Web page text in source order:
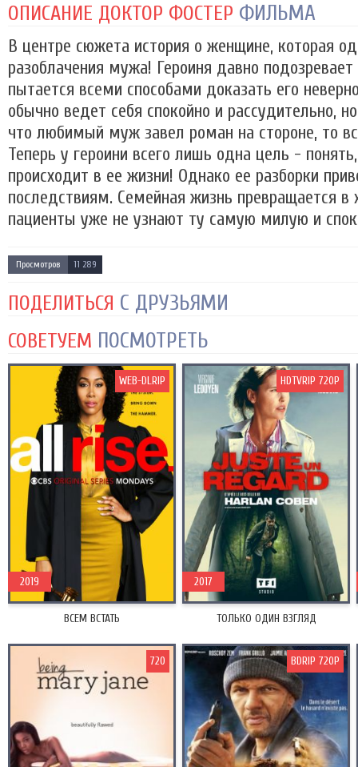
ОПИСАНИЕ ДОКТОР ФОСТЕР ФИЛЬМА
В центре сюжета история о женщине, которая
разоблачения мужа! Героиня давно
пытается всеми способами доказать его
обычно ведет себя спокойно и рассудительно,
что любимый муж завел роман на стороне, то
Теперь у героини всего лишь одна цель -
происходит в ее жизни! Однако ее разборки
последствиям. Семейная жизнь превращается в
пациенты уже не узнают ту самую милую и
Просмотров 11 289
ПОДЕЛИТЬСЯ С ДРУЗЬЯМИ
СОВЕТУЕМ ПОСМОТРЕТЬ
ВСЕМ ВСТАТЬ
2019
WEB-DLRIP
ТОЛЬКО ОДИН ВЗГЛЯД
2017
HDTVRIP 720P
720 BDRIP 720P